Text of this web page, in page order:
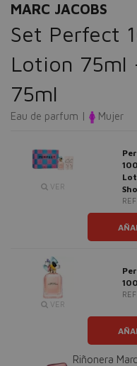
MARC JACOBS
Set Perfect
Lotion 75ml
75ml
Eau de parfum | Mujer
VER
VER
Riñonera